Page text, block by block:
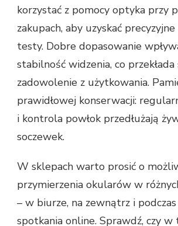
korzystać z pomocy optyka przy
zakupach, aby uzyskać
testy. Dobre dopasowanie
stabilność widzenia, co
zadowolenie z użytkowania.
prawidłowej konserwacji:
i kontrola powłok przedłużają
soczewek.
W sklepach warto prosić o
przymierzenia okularów w
– w biurze, na zewnątrz i
spotkania online. Sprawdź, czy